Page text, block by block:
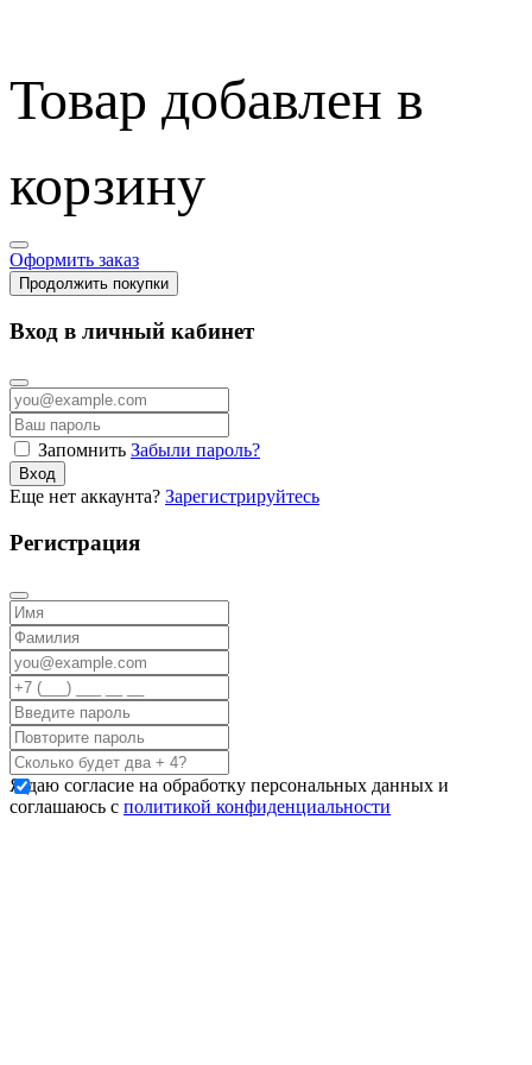
Товар добавлен в
корзину
Оформить заказ
Продолжить покупки
Вход в личный кабинет
Запомнить Забыли пароль?
Вход
Еще нет аккаунта? Зарегистрируйтесь
Регистрация
Я даю согласие на обработку персональных данных и
соглашаюсь с политикой конфиденциальности